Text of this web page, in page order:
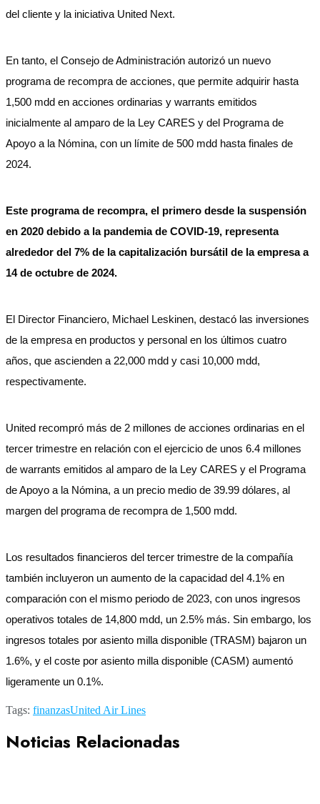
del cliente y la iniciativa United Next.
En tanto, el Consejo de Administración autorizó un nuevo
programa de recompra de acciones, que permite adquirir hasta
1,500 mdd en acciones ordinarias y warrants emitidos
inicialmente al amparo de la Ley CARES y del Programa de
Apoyo a la Nómina, con un límite de 500 mdd hasta finales de
2024.
Este programa de recompra, el primero desde la suspensión
en 2020 debido a la pandemia de COVID-19, representa
alrededor del 7% de la capitalización bursátil de la empresa a
14 de octubre de 2024.
El Director Financiero, Michael Leskinen, destacó las inversiones
de la empresa en productos y personal en los últimos cuatro
años, que ascienden a 22,000 mdd y casi 10,000 mdd,
respectivamente.
United recompró más de 2 millones de acciones ordinarias en el
tercer trimestre en relación con el ejercicio de unos 6.4 millones
de warrants emitidos al amparo de la Ley CARES y el Programa
de Apoyo a la Nómina, a un precio medio de 39.99 dólares, al
margen del programa de recompra de 1,500 mdd.
Los resultados financieros del tercer trimestre de la compañía
también incluyeron un aumento de la capacidad del 4.1% en
comparación con el mismo periodo de 2023, con unos ingresos
operativos totales de 14,800 mdd, un 2.5% más. Sin embargo, los
ingresos totales por asiento milla disponible (TRASM) bajaron un
1.6%, y el coste por asiento milla disponible (CASM) aumentó
ligeramente un 0.1%.
Tags: finanzasUnited Air Lines
Noticias Relacionadas